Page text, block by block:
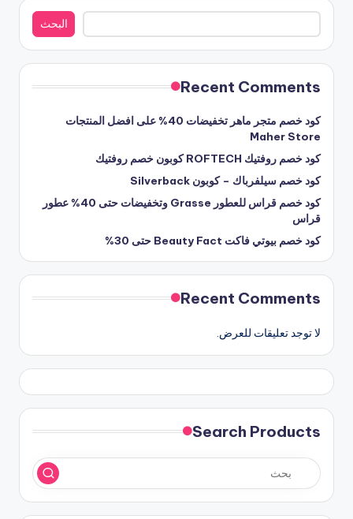
البحث
البحث
Recent Comments
كود خصم متجر ماهر تخفيضات 40% على افضل المنتجات
Maher Store
كود خصم روفتيك ROFTECH كوبون خصم روفتيك
كود خصم سيلفرباك – كوبون Silverback
كود خصم قراس للعطور Grasse وتخفيضات حتى 40% عطور
قراس
كود خصم بيوتي فاكت Beauty Fact حتى 30%
Recent Comments
لا توجد تعليقات للعرض.
Search Products